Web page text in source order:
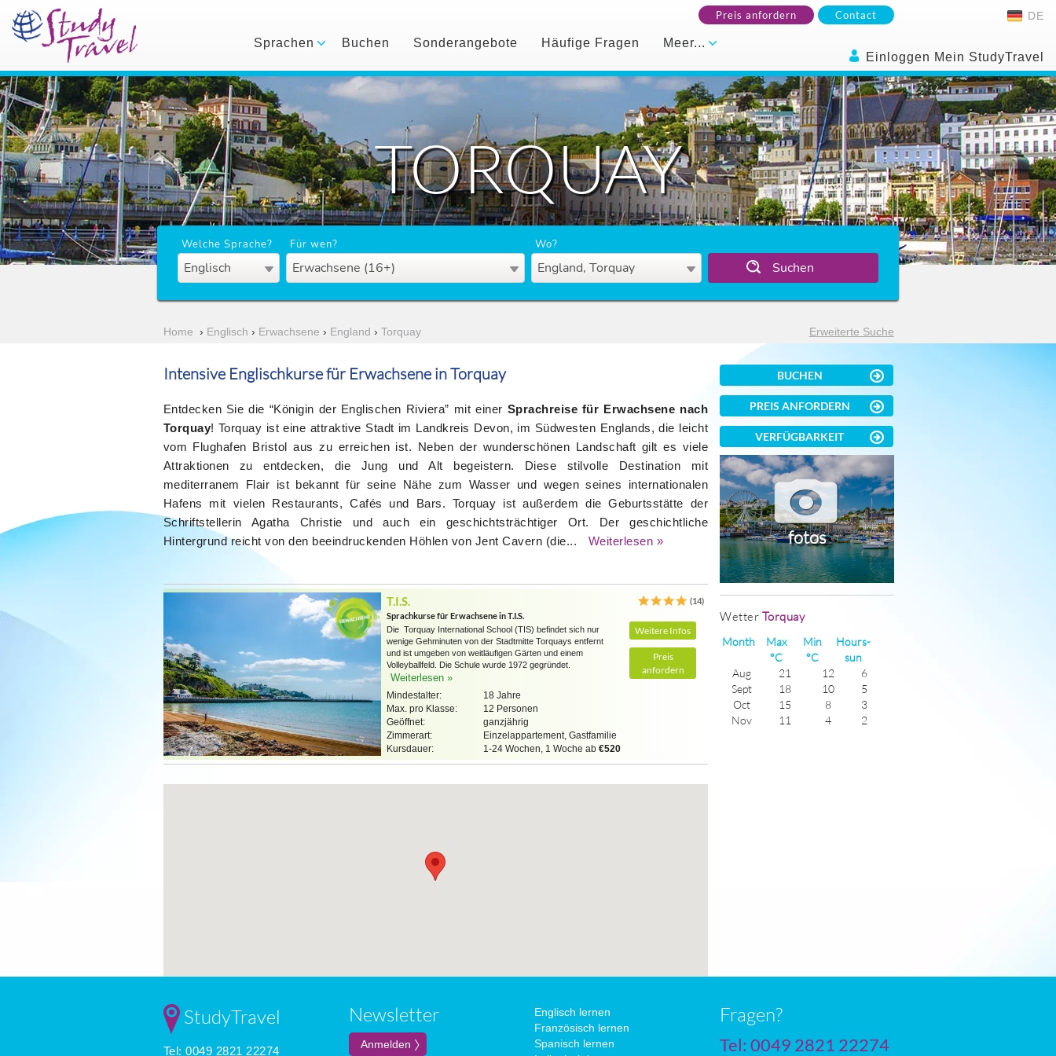
Preis anfordern Contact DE
Einloggen Mein StudyTravel
Sprachen Buchen Sonderangebote Häufige Fragen Meer...
TORQUAY
Welche Sprache?
Englisch
Für wen?
Erwachsene (16+)
Wo?
England, Torquay Suchen
Home › Englisch › Erwachsene › England › Torquay Erweiterte Suche
Intensive Englischkurse für Erwachsene in Torquay
Entdecken Sie die “Königin der Englischen Riviera” mit einer Sprachreise für Erwachsene nach
Torquay! Torquay ist eine attraktive Stadt im Landkreis Devon, im Südwesten Englands, die leicht
vom Flughafen Bristol aus zu erreichen ist. Neben der wunderschönen Landschaft gilt es viele
Attraktionen zu entdecken, die Jung und Alt begeistern. Diese stilvolle Destination mit
mediterranem Flair ist bekannt für seine Nähe zum Wasser und wegen seines internationalen
Hafens mit vielen Restaurants, Cafés und Bars. Torquay ist außerdem die Geburtsstätte der
Schriftstellerin Agatha Christie und auch ein geschichtsträchtiger Ort. Der geschichtliche
Hintergrund reicht von den beeindruckenden Höhlen von Jent Cavern (die...
Weiterlesen »
T.I.S.
(14)
Sprachkurse für Erwachsene in T.I.S.
Weitere Infos
Preis
anfordern
Die Torquay International School (TIS) befindet sich nur
wenige Gehminuten von der Stadtmitte Torquays entfernt
und ist umgeben von weitläufigen Gärten und einem
Volleyballfeld. Die Schule wurde 1972 gegründet.
Weiterlesen »
Mindestalter:
18 Jahre
Max. pro Klasse:
12 Personen
Geöffnet:
ganzjährig
Zimmerart:
Einzelappartement, Gastfamilie
Kursdauer:
1-24 Wochen, 1 Woche ab €520
BUCHEN
PREIS ANFORDERN
VERFÜGBARKEIT
fotos
Wetter Torquay
Month
Max
°C
Min
°C
Hours-
sun
Aug
21 12
6
Sept
18 10
5
Oct
15 8
3
Nov
11 4
2
StudyTravel
Tel: 0049 2821 22274
Newsletter
Englisch lernen
Französisch lernen
Spanisch lernen
Fragen?
Tel: 0049 2821 22274